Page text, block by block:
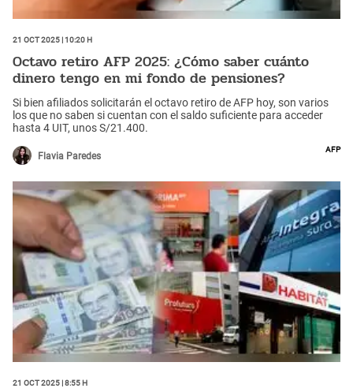
21 Oct 2025 | 10:20 h
Octavo retiro AFP 2025: ¿Cómo saber cuánto
dinero tengo en mi fondo de pensiones?
Si bien afiliados solicitarán el octavo retiro de AFP hoy, son varios
los que no saben si cuentan con el saldo suficiente para acceder
hasta 4 UIT, unos S/21.400.
Flavia Paredes
AFP
21 Oct 2025 | 8:55 h